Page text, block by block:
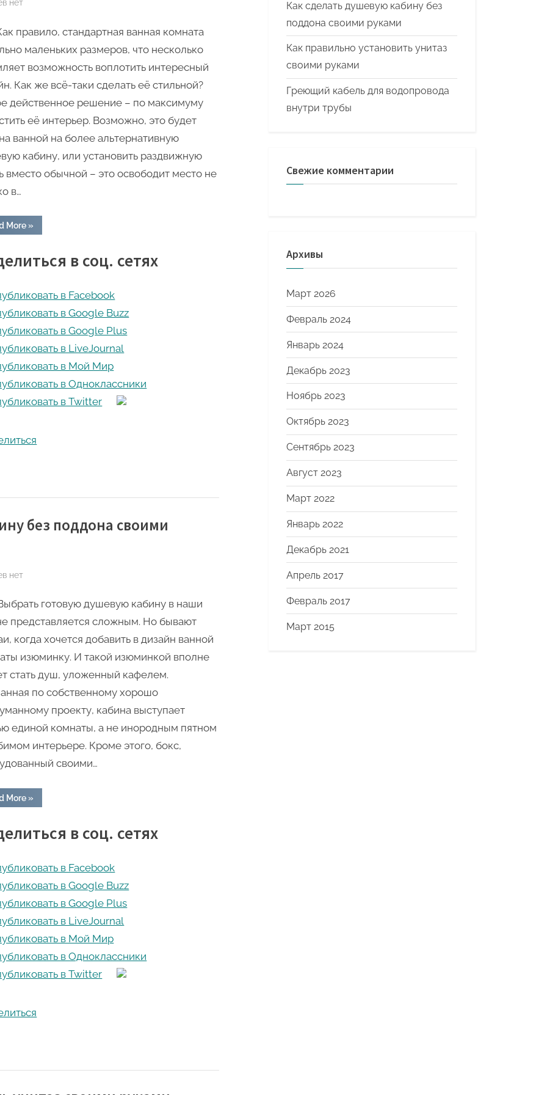
Дизайн
интерьера
нет
правило, стандартная ванная комната
маленьких размеров, что несколько
возможность воплотить интересный
Как же всё-таки сделать её стильной?
действенное решение – по максимуму
её интерьер. Возможно, это будет
ванной на более альтернативную
кабину, или установить раздвижную
вместо обычной – это освободит место не
в…
More“Дизайн
интерьера
комнаты”
»
в соц. сетях
без поддона своими
к
Как
сделать
душевую
поддона
своими
руками
нет
готовую душевую кабину в наши
представляется сложным. Но бывают
когда хочется добавить в дизайн ванной
изюминку. И такой изюминкой вполне
стать душ, уложенный кафелем.
по собственному хорошо
проекту, кабина выступает
единой комнаты, а не инородным пятном
интерьере. Кроме этого, бокс,
своими…
More“Как
сделать
без
поддона
»
в соц. сетях
Как сделать душевую кабину без
поддона своими руками
Как правильно установить унитаз
своими руками
Греющий кабель для водопровода
внутри трубы
Свежие комментарии
Архивы
Март 2026
Февраль 2024
Январь 2024
Декабрь 2023
Ноябрь 2023
Октябрь 2023
Сентябрь 2023
Август 2023
Март 2022
Январь 2022
Декабрь 2021
Апрель 2017
Февраль 2017
Март 2015